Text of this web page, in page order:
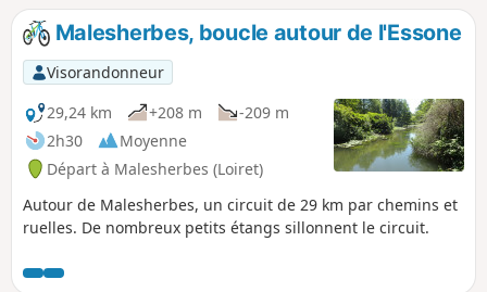
Malesherbes, boucle autour de l'Essone
Visorandonneur
29,24 km
+208 m
-209 m
2h30
Moyenne
Départ à Malesherbes (Loiret)
Autour de Malesherbes, un circuit de 29 km par chemins et
ruelles. De nombreux petits étangs sillonnent le circuit.